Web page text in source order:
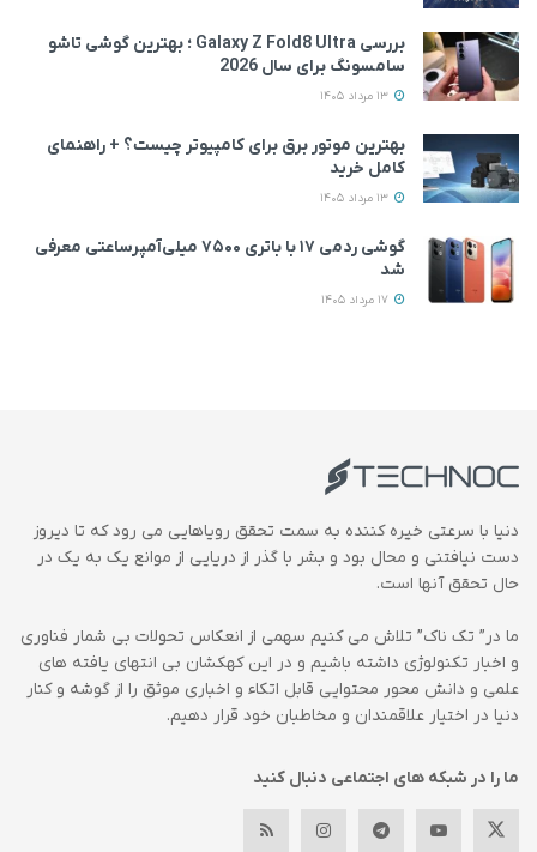
بررسی Galaxy Z Fold8 Ultra ؛ بهترین گوشی تاشو
سامسونگ برای سال 2026
بهترین موتور برق برای کامپیوتر چیست؟ + راهنمای
کامل خرید
گوشی ردمی ۱۷ با باتری ۷۵۰۰ میلی‌آمپرساعتی معرفی
شد
دنیا با سرعتی خیره کننده به سمت تحقق رویاهایی می رود که تا دیروز
دست نیافتنی و محال بود و بشر با گذر از دریایی از موانع یک به یک در
حال تحقق آنها است.
ما در” تک ناک” تلاش می کنیم سهمی از انعکاس تحولات بی شمار فناوری
و اخبار تکنولوژی داشته باشیم و در این کهکشان بی انتهای یافته های
علمی و دانش محور محتوایی قابل اتکاء و اخباری موثق را از گوشه و کنار
دنیا در اختیار علاقمندان و مخاطبان خود قرار دهیم.
ما را در شبکه های اجتماعی دنبال کنید